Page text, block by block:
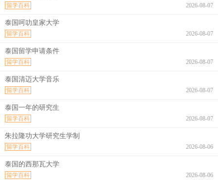
2026-08-07
留学百科
泰国呵叻皇家大学
2026-08-07
留学百科
泰国留学申请条件
2026-08-07
留学百科
泰国清迈大学音乐
2026-08-07
留学百科
泰国一年的研究生
2026-08-07
留学百科
朱拉隆功大学研究生学制
2026-08-06
留学百科
泰国的西那瓦大学
2026-08-06
留学百科